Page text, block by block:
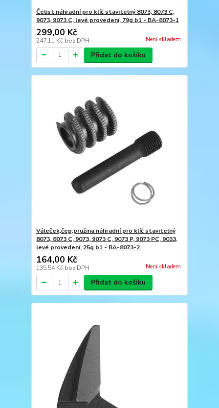
Čelist náhradní pro klíč stavitelný 8073, 8073 C,
9073, 9073 C, levé provedení, 79g b1 - BA-8073-1
299,00 Kč
247,11 Kč bez DPH Není skladem
Přidat do košíku
Váleček,čep,pružina náhradní pro klíč stavitelný
8073, 8073 C, 9073, 9073 C, 9073 P, 9073 PC, 9033,
levé provedení, 25g b1 - BA-8073-2
164,00 Kč
135,54 Kč bez DPH Není skladem
Přidat do košíku